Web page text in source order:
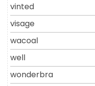
vinted
visage
wacoal
well
wonderbra